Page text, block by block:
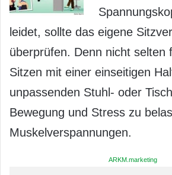
leidet, sollte das eigene
überprüfen. Denn nicht selten
Sitzen mit einer einseitigen
unpassenden Stuhl- oder
Bewegung und Stress zu
Muskelverspannungen.
ARKM.marketing